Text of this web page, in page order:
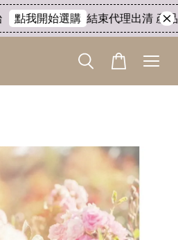
點我開始選購 結束代理出清 產品